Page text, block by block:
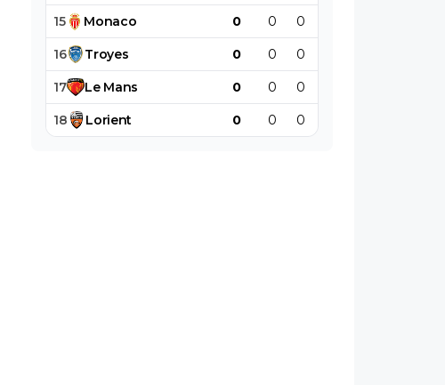
15 Monaco 0 0 0
16 Troyes 0 0 0
17 Le Mans 0 0 0
18 Lorient 0 0 0